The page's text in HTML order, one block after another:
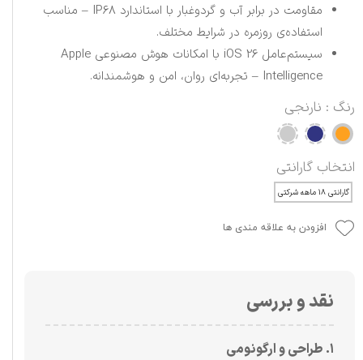
مقاومت در برابر آب و گردوغبار با استاندارد IP68 – مناسب
استفاده‌ی روزمره در شرایط مختلف.
سیستم‌عامل iOS 26 با امکانات هوش مصنوعی Apple
Intelligence – تجربه‌ای روان، امن و هوشمندانه.
رنگ : نارنجی
انتخاب گارانتی
گارانتی ۱۸ ماهه شرکتی
افزودن به علاقه مندی ها
نقد و بررسی
۱. طراحی و ارگونومی